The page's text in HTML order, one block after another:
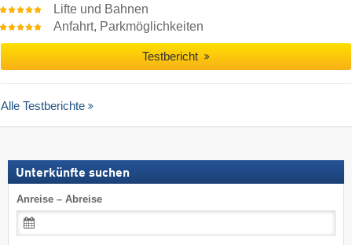
Lifte und Bahnen
Anfahrt, Parkmöglichkeiten
Testbericht
Alle Testberichte
Unterkünfte suchen
Anreise – Abreise